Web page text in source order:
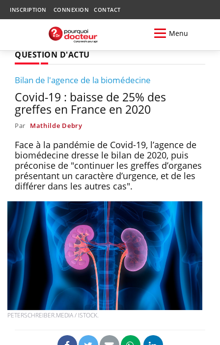
INSCRIPTION CONNEXION CONTACT
Menu
QUESTION D'ACTU
Bilan de l'agence de la biomédecine
Covid-19 : baisse de 25% des
greffes en France en 2020
Par Mathilde Debry
Face à la pandémie de Covid-19, l’agence de
biomédecine dresse le bilan de 2020, puis
préconise de "continuer les greffes d’organes
présentant un caractère d’urgence, et de les
différer dans les autres cas".
PETERSCHREIBER.MEDIA / ISTOCK.